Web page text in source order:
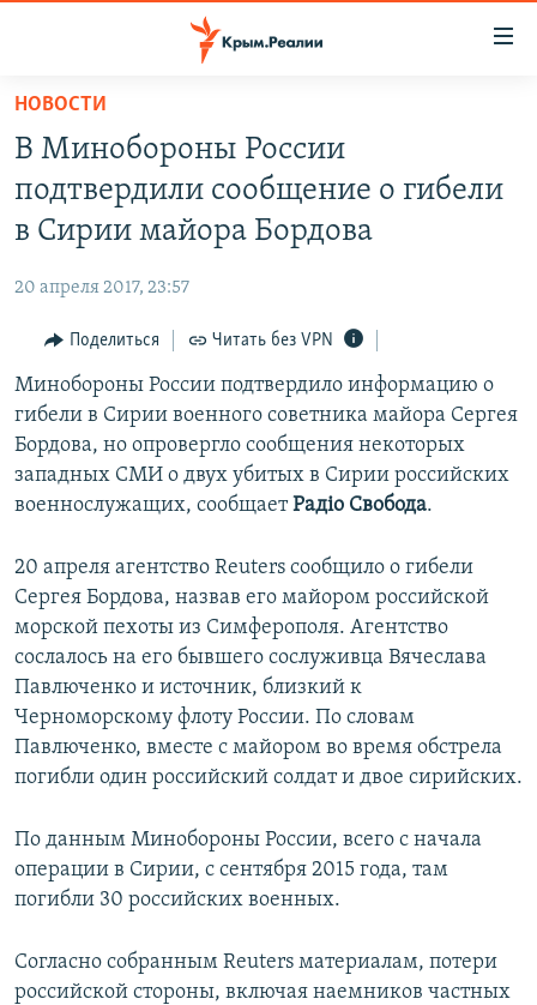
Вернуться
основному
содержанию
Вернутся
главной
навигации
Вернутся
поиску
СПЕЦПРОЕКТЫ
ГРУЗ 200
11 ЛЕТ ОККУПАЦИИ КРЫМА. 11 ИСТОРИЙ СОПРОТИВЛЕНИЯ
ВОДА
ЕЩЕ
ИНТЕРАКТИВ
ИНФОГРАФИКА
ТЕЛЕПРОЕКТ КРЫМ.РЕАЛИИ
СОВЕТЫ ПРАВОЗАЩИТНИКОВ
ПРОПАВШИЕ БЕЗ ВЕСТИ
ПОБЕДИТЕЛЕЙ НЕ СУДЯТ?
КРЫМ.НЕПОКОРЕННЫЙ
УКРАИНСКАЯ ПРОБЛЕМА КРЫМА
РАДІО СВОБОДА
КАК ОБОЙТИ БЛОКИРОВКУ
Українською
ПРИСОЕДИНЯЙТЕСЬ!
Все сайты RFE/RL
НОВОСТИ
В Минобороны России
подтвердили сообщение о гибели
в Сирии майора Бордова
20 апреля 2017, 23:57
Поделиться Читать без VPN
Минобороны России подтвердило информацию о
гибели в Сирии военного советника майора Сергея
Бордова, но опровергло сообщения некоторых
западных СМИ о двух убитых в Сирии российских
военнослужащих, сообщаетРадiо Свобода.
20 апреля агентство Reuters сообщило о гибели
Сергея Бордова, назвав его майором российской
морской пехоты из Симферополя. Агентство
сослалось на его бывшего сослуживца Вячеслава
Павлюченко и источник, близкий к
Черноморскому флоту России. По словам
Павлюченко, вместе с майором во время обстрела
погибли один российский солдат и двое сирийских.
По данным Минобороны России, всего с начала
операции в Сирии, с сентября 2015 года, там
погибли 30 российских военных.
Согласно собранным Reuters материалам, потери
российской стороны, включая наемников частных